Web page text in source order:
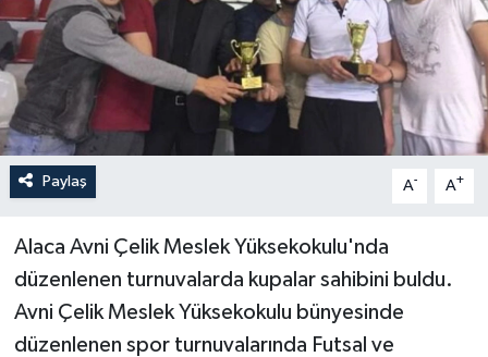
Paylaş A- A+
Alaca Avni Çelik Meslek Yüksekokulu'nda
düzenlenen turnuvalarda kupalar sahibini buldu.
Avni Çelik Meslek Yüksekokulu bünyesinde
düzenlenen spor turnuvalarında Futsal ve